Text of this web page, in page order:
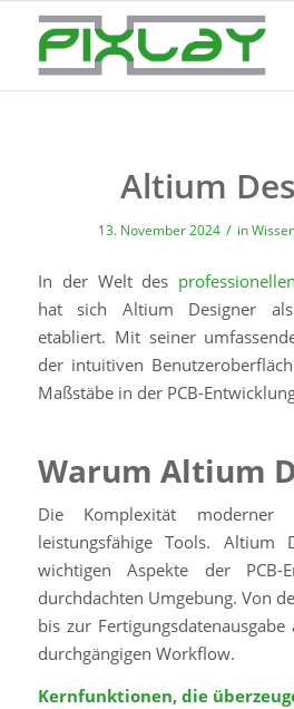
Altium
13. November 2024 / in
In der Welt des
hat sich Altium Designer
etabliert. Mit seiner
der intuitiven
Maßstäbe in der PCB-
Warum Altium
Die Komplexität moderner
leistungsfähige Tools. Altium
wichtigen Aspekte der PCB-
durchdachten Umgebung. Von
bis zur
durchgängigen Workflow.
Kernfunktionen, die